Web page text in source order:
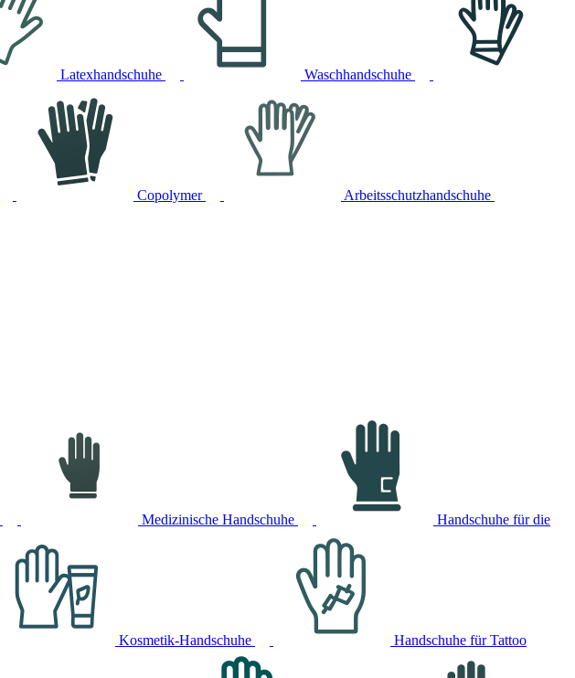
Latexhandschuhe Waschhandschuhe
Copolymer Arbeitsschutzhandschuhe
Medizinische Handschuhe Handschuhe für die
Kosmetik-Handschuhe Handschuhe für Tattoo